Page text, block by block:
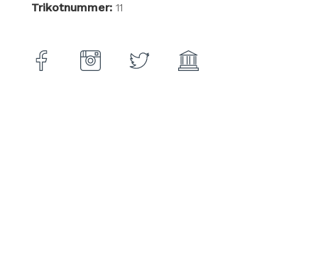
Trikotnummer: 11